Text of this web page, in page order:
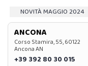
NOVITÀ MAGGIO 2024
ANCONA
Corso Stamira, 55, 60122
Ancona AN
+39 392 80 30 015